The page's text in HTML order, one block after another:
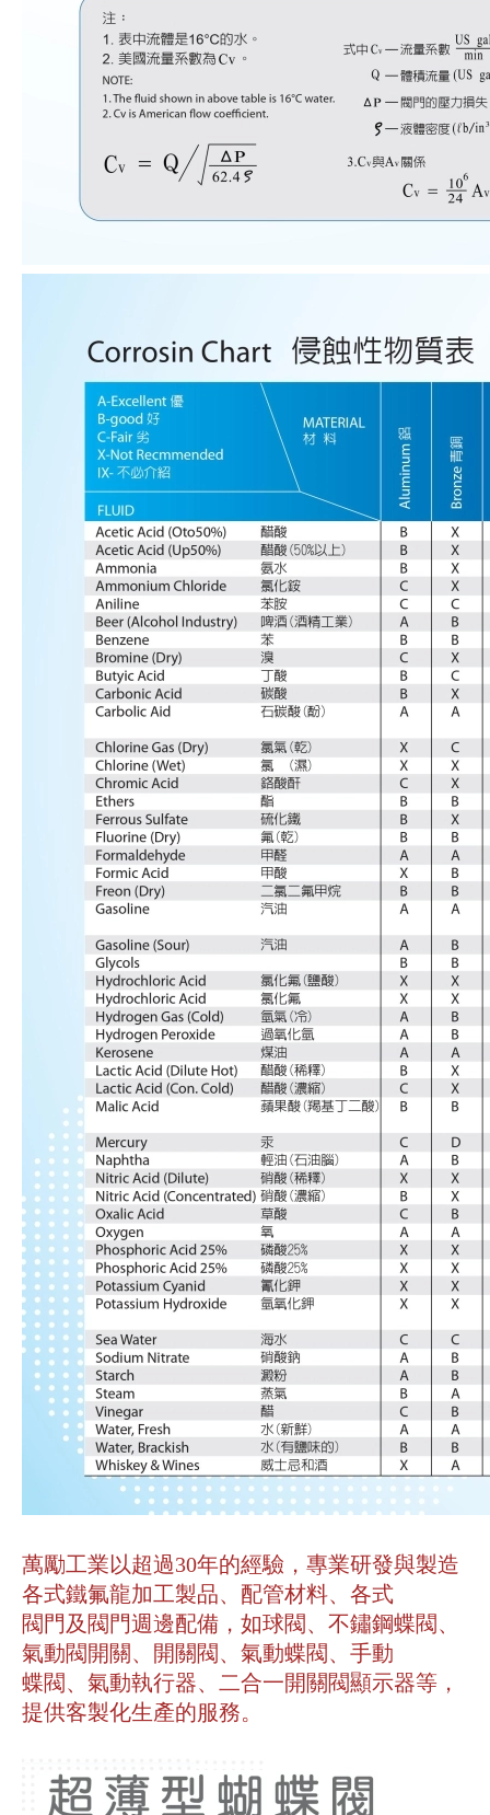
萬勵工業以超過30年的經驗，專業研發與製造
各式鐵氟龍加工製品、配管材料、各式
閥門及閥門週邊配備，如球閥、不鏽鋼蝶閥、
氣動閥開關、開關閥、氣動蝶閥、手動
蝶閥、氣動執行器、二合一開關閥顯示器等，
提供客製化生產的服務。